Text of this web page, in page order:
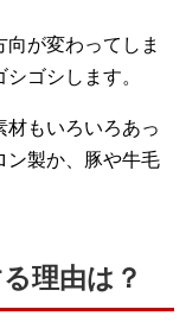
が変わってしま
ゴシします。
材もいろいろあっ
ン製か、豚や牛毛
理由は？